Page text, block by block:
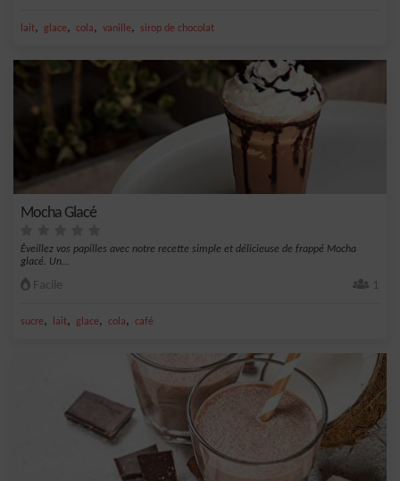
lait, glace, cola, vanille, sirop de chocolat
Mocha Glacé
Éveillez vos papilles avec notre recette simple et délicieuse de frappé Mocha
glacé. Un...
Facile 1
sucre, lait, glace, cola, café